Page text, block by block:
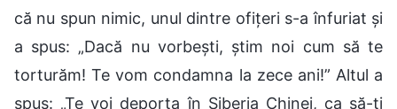
că nu spun nimic, unul dintre ofițeri s-a înfuriat și
a spus: „Dacă nu vorbești, știm noi cum să te
torturăm! Te vom condamna la zece ani!” Altul a
spus: „Te voi deporta în Siberia Chinei, ca să-ți